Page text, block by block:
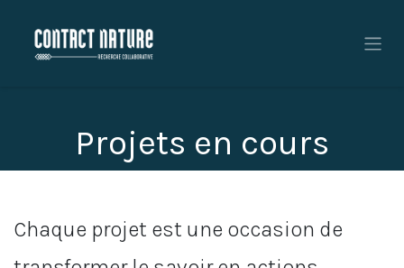
Projets en cours
Chaque projet est une occasion de